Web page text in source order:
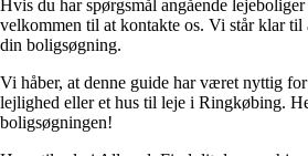
Hvis du har spørgsmål angående
velkommen til at kontakte os. Vi står klar
din boligsøgning.
Vi håber, at denne guide har været nyttig
lejlighed eller et hus til leje i Ringkøbing.
boligsøgningen!